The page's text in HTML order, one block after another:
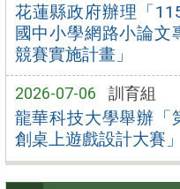
花蓮縣政府辦理「
國中小學網路小論文
競賽實施計畫」
2026-07-06 訓育組
龍華科技大學舉辦「
創桌上遊戲設計大賽」